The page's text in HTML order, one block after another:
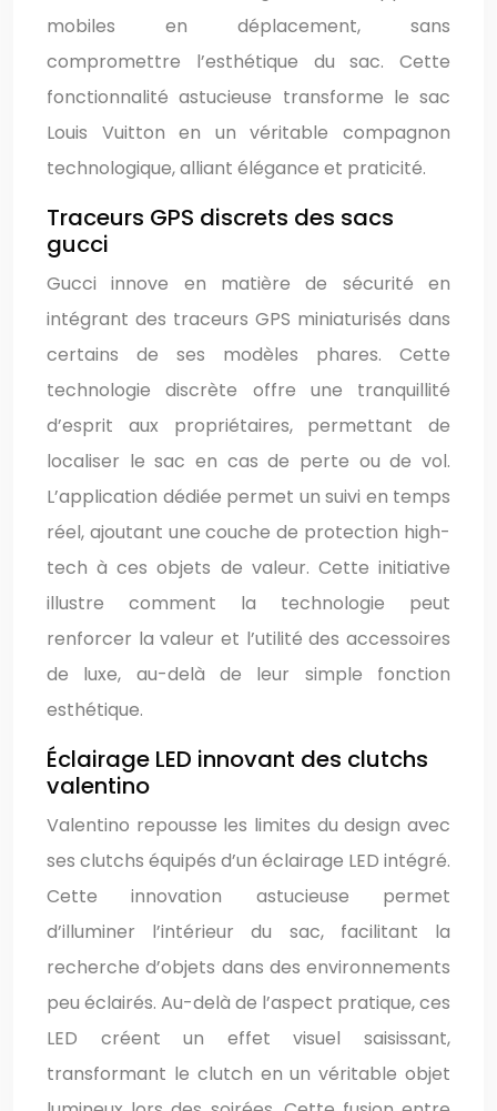
mobiles en déplacement, sans
compromettre l’esthétique du sac. Cette
fonctionnalité astucieuse transforme le sac
Louis Vuitton en un véritable compagnon
technologique, alliant élégance et praticité.
Traceurs GPS discrets des sacs
gucci
Gucci innove en matière de sécurité en
intégrant des traceurs GPS miniaturisés dans
certains de ses modèles phares. Cette
technologie discrète offre une tranquillité
d’esprit aux propriétaires, permettant de
localiser le sac en cas de perte ou de vol.
L’application dédiée permet un suivi en temps
réel, ajoutant une couche de protection high-
tech à ces objets de valeur. Cette initiative
illustre comment la technologie peut
renforcer la valeur et l’utilité des accessoires
de luxe, au-delà de leur simple fonction
esthétique.
Éclairage LED innovant des clutchs
valentino
Valentino repousse les limites du design avec
ses clutchs équipés d’un éclairage LED intégré.
Cette innovation astucieuse permet
d’illuminer l’intérieur du sac, facilitant la
recherche d’objets dans des environnements
peu éclairés. Au-delà de l’aspect pratique, ces
LED créent un effet visuel saisissant,
transformant le clutch en un véritable objet